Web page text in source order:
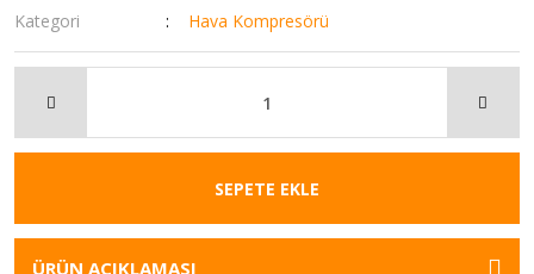
Kategori Hava Kompresörü
SEPETE EKLE
ÜRÜN AÇIKLAMASI